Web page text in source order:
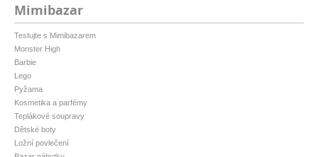
Mimibazar
Testujte s Mimibazarem
Monster High
Barbie
Lego
Pyžama
Kosmetika a parfémy
Teplákové soupravy
Dětské boty
Ložní povlečení